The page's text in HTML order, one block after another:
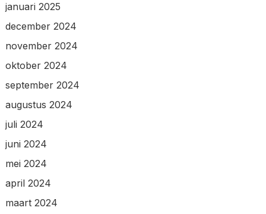
januari 2025
december 2024
november 2024
oktober 2024
september 2024
augustus 2024
juli 2024
juni 2024
mei 2024
april 2024
maart 2024